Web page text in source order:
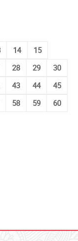
14
15
28 29
30
43 44
45
58 59
60